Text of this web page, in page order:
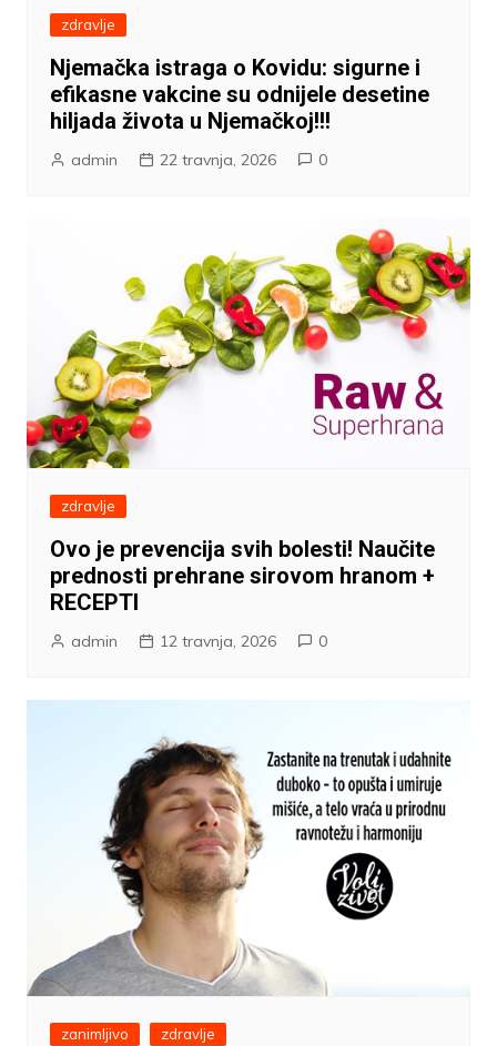
zdravlje
Njemačka istraga o Kovidu: sigurne i
efikasne vakcine su odnijele desetine
hiljada života u Njemačkoj!!!
admin 22 travnja, 2026 0
zdravlje
Ovo je prevencija svih bolesti! Naučite
prednosti prehrane sirovom hranom +
RECEPTI
admin 12 travnja, 2026 0
zanimljivo zdravlje